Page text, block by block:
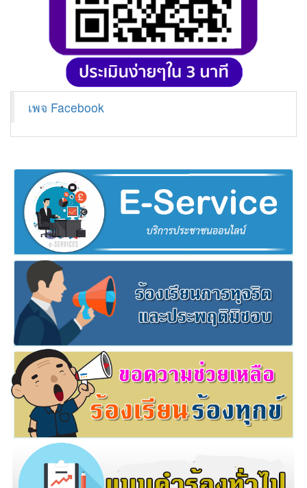
เพจ Facebook